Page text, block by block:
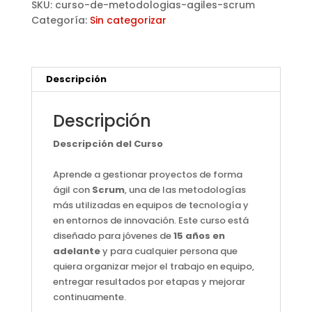
cantidad
SKU: curso-de-metodologias-agiles-scrum
Categoría: Sin categorizar
Descripción
Descripción
Descripción del Curso
Aprende a gestionar proyectos de forma
ágil con Scrum, una de las metodologías
más utilizadas en equipos de tecnología y
en entornos de innovación. Este curso está
diseñado para jóvenes de15 años en
adelantey para cualquier persona que
quiera organizar mejor el trabajo en equipo,
entregar resultados por etapas y mejorar
continuamente.